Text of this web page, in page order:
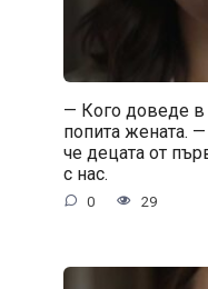
— Кого доведе
попита жената.
че децата от
с нас.
0 29